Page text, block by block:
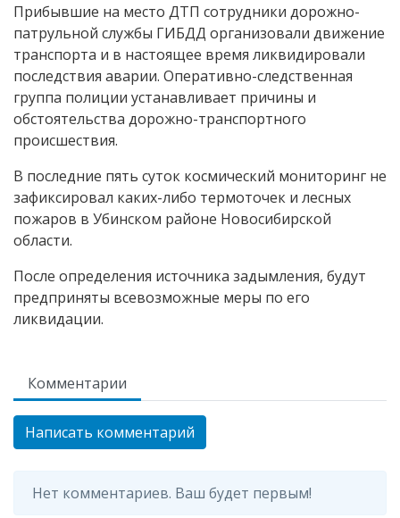
Прибывшие на место ДТП сотрудники дорожно-
патрульной службы ГИБДД организовали движение
транспорта и в настоящее время ликвидировали
последствия аварии. Оперативно-следственная
группа полиции устанавливает причины и
обстоятельства дорожно-транспортного
происшествия.
В последние пять суток космический мониторинг не
зафиксировал каких-либо термоточек и лесных
пожаров в Убинском районе Новосибирской
области.
После определения источника задымления, будут
предприняты всевозможные меры по его
ликвидации.
Комментарии
Написать комментарий
Нет комментариев. Ваш будет первым!